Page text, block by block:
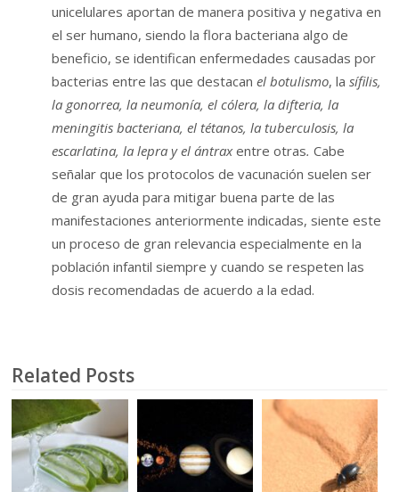
unicelulares aportan de manera positiva y negativa en
el ser humano, siendo la flora bacteriana algo de
beneficio, se identifican enfermedades causadas por
bacterias entre las que destacanel botulismo, la sífilis,
la gonorrea, la neumonía, el cólera, la difteria, la
meningitis bacteriana, el tétanos, la tuberculosis, la
escarlatina, la lepra y el ántraxentre otras.Cabe
señalar que los protocolos de vacunación suelen ser
de gran ayuda para mitigar buena parte de las
manifestaciones anteriormente indicadas, siente este
un proceso de gran relevancia especialmente en la
población infantil siempre y cuando se respeten las
dosis recomendadas de acuerdo a la edad.
Related Posts